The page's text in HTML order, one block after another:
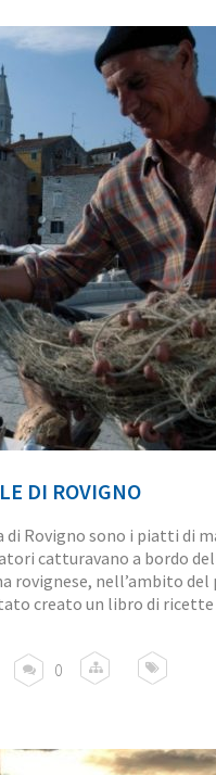
DI ROVIGNO
Rovigno sono i piatti di
catturavano a bordo
rovignese, nell’ambito
creato un libro di
0